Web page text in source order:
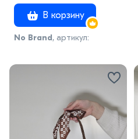
В корзину
No Brand, артикул: